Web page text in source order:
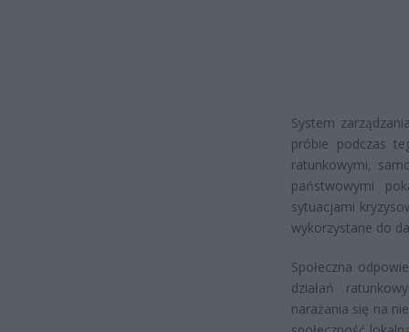
System
próbie podczas
ratunkowymi,
państwowymi
sytuacjami
wykorzystane do
Społeczna
działań
narażania się na